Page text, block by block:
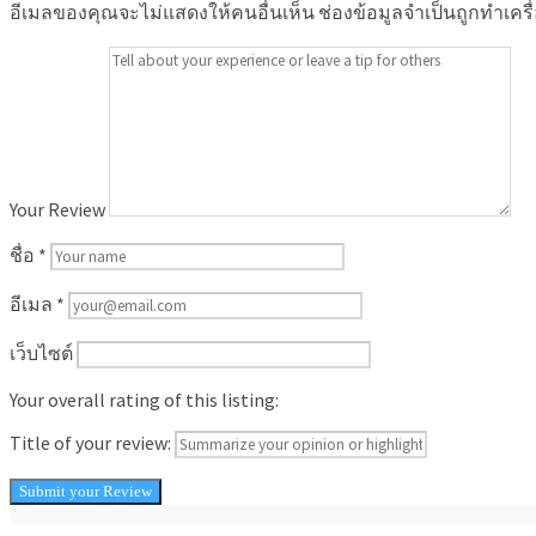
อีเมลของคุณจะไม่แสดงให้คนอื่นเห็น ช่องข้อมูลจำเป็นถูกทำเค
Your Review
ชื่อ *
อีเมล *
เว็บไซต์
Your overall rating of this listing:
Title of your review: